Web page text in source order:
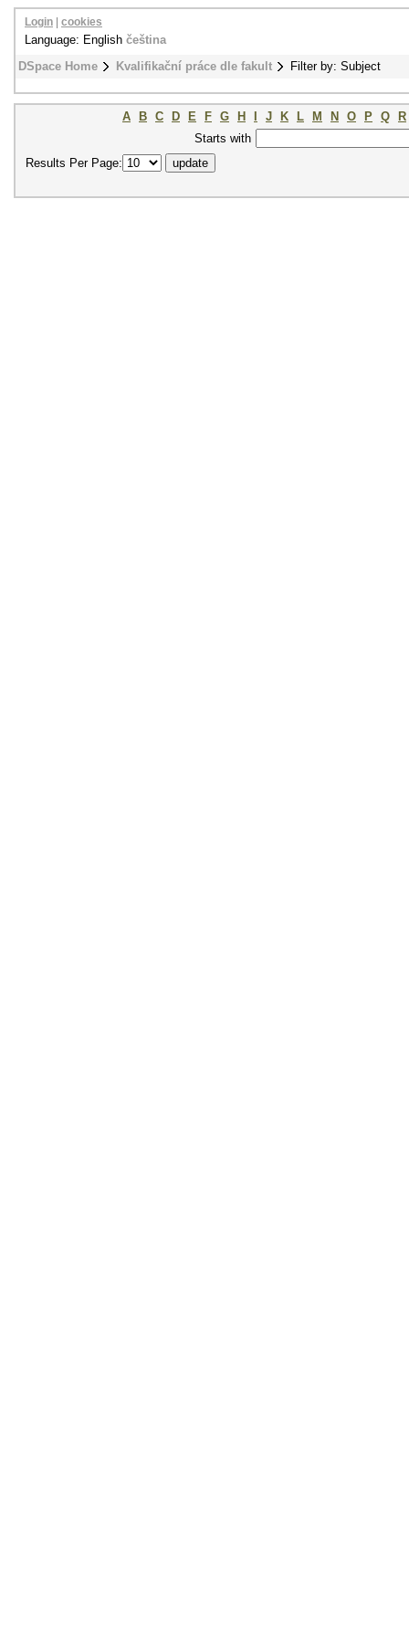
DSpace Home Kvalifikační práce dle fakult Filter by: Subject
Login cookies
Language: English čeština
A B C D E F G H J K L M N O P Q
R
Starts with
Results Per Page: